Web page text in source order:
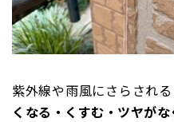
紫外線や雨風にさらされ
くなる・くすむ・ツヤがな